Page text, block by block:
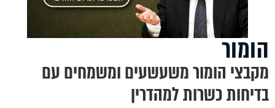
הומור
מקבצי הומור משעשעים ומשמחים עם
בדיחות כשרות למהדרין